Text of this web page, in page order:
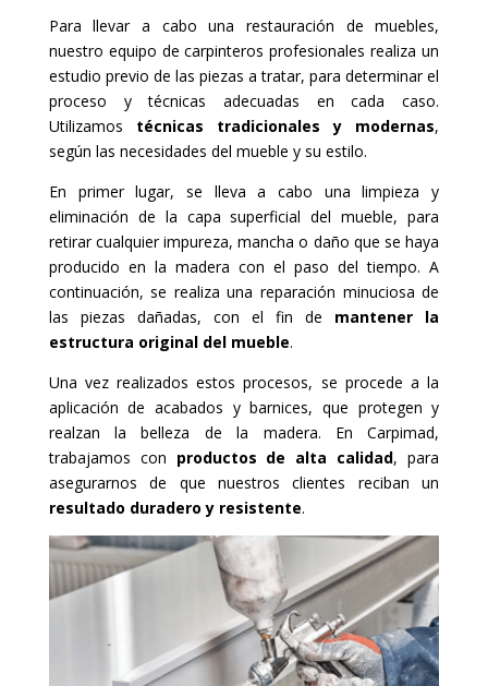
Para llevar a cabo una restauración de muebles,
nuestro equipo de carpinteros profesionales realiza un
estudio previo de las piezas a tratar, para determinar el
proceso y técnicas adecuadas en cada caso.
Utilizamos técnicas tradicionales y modernas,
según las necesidades del mueble y su estilo.
En primer lugar, se lleva a cabo una limpieza y
eliminación de la capa superficial del mueble, para
retirar cualquier impureza, mancha o daño que se haya
producido en la madera con el paso del tiempo. A
continuación, se realiza una reparación minuciosa de
las piezas dañadas, con el fin de mantener la
estructura original del mueble.
Una vez realizados estos procesos, se procede a la
aplicación de acabados y barnices, que protegen y
realzan la belleza de la madera. En Carpimad,
trabajamos con productos de alta calidad, para
asegurarnos de que nuestros clientes reciban un
resultado duradero y resistente.